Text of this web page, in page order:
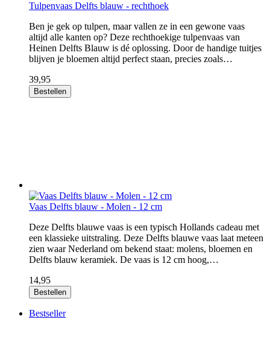
Tulpenvaas Delfts blauw - rechthoek
Ben je gek op tulpen, maar vallen ze in een gewone vaas
altijd alle kanten op? Deze rechthoekige tulpenvaas van
Heinen Delfts Blauw is dé oplossing. Door de handige tuitjes
blijven je bloemen altijd perfect staan, precies zoals…
39,95
Bestellen
Vaas Delfts blauw - Molen - 12 cm
Deze Delfts blauwe vaas is een typisch Hollands cadeau met
een klassieke uitstraling. Deze Delfts blauwe vaas laat meteen
zien waar Nederland om bekend staat: molens, bloemen en
Delfts blauw keramiek. De vaas is 12 cm hoog,…
14,95
Bestellen
Bestseller